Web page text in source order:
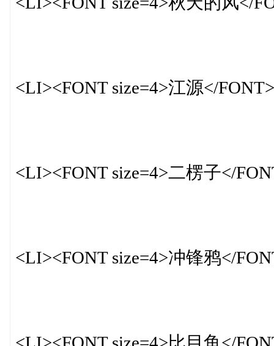
<LI><FONT size=4>江源</FONT>
<LI><FONT size=4>二楞子</
<LI><FONT size=4>冲锋鸦</